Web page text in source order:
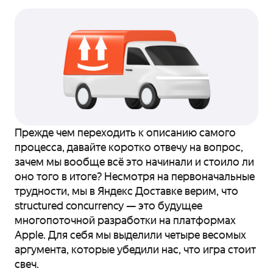
Прежде чем переходить к описанию самого
процесса, давайте коротко отвечу на вопрос,
зачем мы вообще всё это начинали и стоило ли
оно того в итоге? Несмотря на первоначальные
трудности, мы в Яндекс Доставке верим, что
structured concurrency — это будущее
многопоточной разработки на платформах
Apple. Для себя мы выделили четыре весомых
аргумента, которые убедили нас, что игра стоит
свеч.